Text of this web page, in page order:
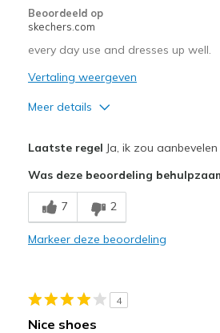
Width
Sizing
View On Shoes
Shoes are for
Beoordeeld op
skechers.com
every day use and dresses up well.
Vertaling weergeven
Meer details
Breathe Well
Comfortable
Beste toepassingen
Laatste regel Ja, ik zou
Was deze beoordeling
7 2
Markeer deze beoordeling
4
Nice shoes